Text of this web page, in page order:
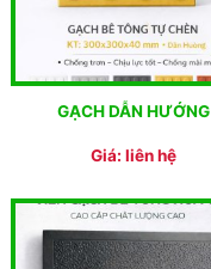
GẠCH DẪN HƯỚNG
Giá: liên hệ